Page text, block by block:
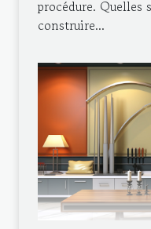
procédure. Quelles
construire...